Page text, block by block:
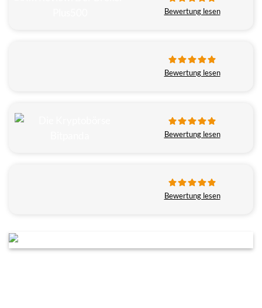
Bewertung lesen
Bewertung lesen
Bewertung lesen
Bewertung lesen